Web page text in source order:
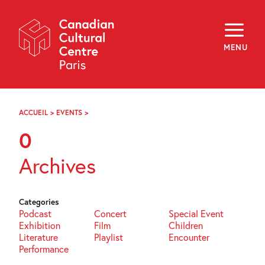
Navigation
MENU
About
Programming
Off-Site
Explore
Archives
FR
ACCUEIL > EVENTS >
0
Archives
Categories
Podcast Concert
Special Event
Exhibition
Film
Children
Literature
Playlist
Encounter
Performance